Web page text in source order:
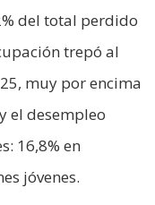
del total perdido
trepó al
muy por encima
el desempleo
16,8% en
jóvenes.